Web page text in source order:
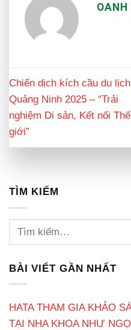
OANH
Chiến dịch kích cầu du lịch
Quảng Ninh 2025 – “Trải
nghiệm Di sản, Kết nối Thế
giới”
TÌM KIẾM
BÀI VIẾT GẦN NHẤT
HATA THAM GIA KHẢO
TẠI NHA KHOA NHƯ